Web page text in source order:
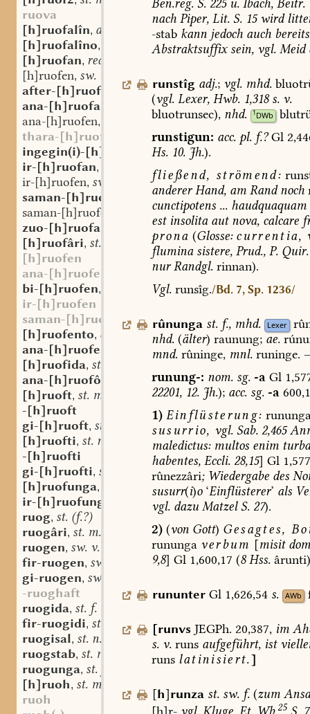
ruova
[h]ruofalîn, adj.
[h]ruofalîno,
[h]ruofan, red. v.
[h]ruofen, sw. v.
after-[h]ruofan
red. v.
ana-[h]ruofan
ana-[h]ruofen,
thara-[h]ruofan
ingegin(i)-[h]ruofan
red. v.
ir-[h]ruofan,
ir-[h]ruofen, sw. v.
saman-[h]ruofan
red. v.
saman-[h]ruofen
zuo-[h]ruofan
[h]ruofâri, st. m.
[h]ruofen
ana-[h]ruofen
bi-[h]ruofen,
ir-[h]ruofen
saman-[h]ruofen
[h]ruofento, adv.
ana-[h]ruofento
[h]ruofida, st. f.
ana-[h]ruofôn
[h]ruoft, st. m.
-[h]ruoft
gi-[h]ruoft, st. m.
[h]ruofti, st. n.
-[h]ruofti
gi-[h]ruofti, st. n.
[h]ruofunga,
ir-[h]ruofunga
ruog, st. (f.?)
ruogâri, st. m.
ruogen, sw. v.
fir-ruogen, sw. v.
gi-ruogen, sw. v.
-ruoghaft
ruogida, st. f.
fir-ruogidi, st. n.
ruogisal, st. n.
ruogstab, st. m.
ruogunga, st. f.
[h]ruoh, st. m.
ruoh
Ben.reg.S.225u.Ibach, Beitr.
nachPiper,Lit.S.15wird
-stab kannjedochauchbereits
Abstraktsuffixsein,vgl.Meid
runstîg adj.; vgl. mhd.
(vgl.Lexer,Hwb. 1,318s.v.
bluotrunsec), nhd. 1DWb
runstigun: acc.pl.f.?Gl
Hs. 10.Jh.).
fließend, strömend:
andererHand, amRandnoch
cunctipotens... haudquaquam
estinsolitaautnova,calcare
prona (Glosse: currentia,
fluminasistere,Prud.,P.Quir.
nur Randgl.rinnan).
Vgl.runsîg./Bd. 7, Sp. 1236/
rûnunga st. f., mhd. Lexer
nhd.(älter) raunung; ae.
mnd.rûninge, mnl.runinge.
runung-: nom.sg. -aGl
22201, 12.Jh.); acc.sg. -a
1) Einflüsterung:
susurrio, vgl.Sab.2,465
maledictus:multos enim
habentes,Eccli.28,15] Gl
rûnezzâri;Wiedergabedes
susurr(i)o‘Einflüsterer’ als
vgl.dazu MatzelS.27).
2)(vonGott) Gesagtes,
rununga verbum [misit
9,8] Gl1,600,17 (8Hss.
rununter Gl 1,626,54 s. AWb
[runvs JEGPh. 20,387, im
s.v.runs aufgeführt,ist
runs latinisiert.]
[h]runza st. sw. f. (zum
25